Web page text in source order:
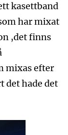
kasettband
har mixat
,det finns
mixas efter
det hade det